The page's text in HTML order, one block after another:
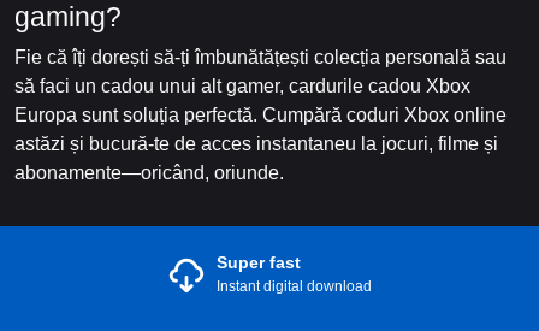
gaming?
Fie că îți dorești să-ți îmbunătățești colecția personală sau
să faci un cadou unui alt gamer, cardurile cadou Xbox
Europa sunt soluția perfectă. Cumpără coduri Xbox online
astăzi și bucură-te de acces instantaneu la jocuri, filme și
abonamente—oricând, oriunde.
Super fast
Instant digital download